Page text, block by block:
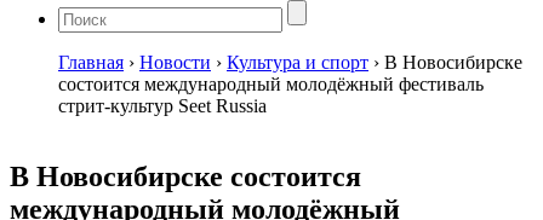
Главная › Новости › Культура и спорт › В Новосибирске
состоится международный молодёжный фестиваль
стрит-культур Seet Russia
В Новосибирске состоится
международный молодёжный